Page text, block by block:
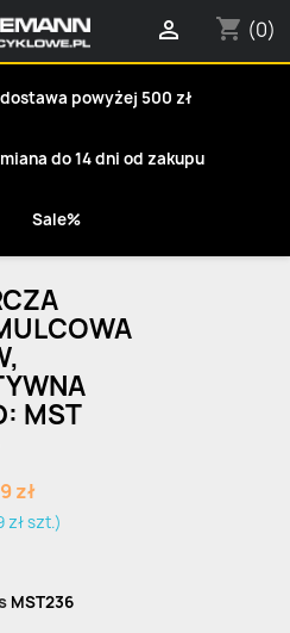
shopping_cart (0)

powyżej 500 zł
do 14 dni od zakupu
Sale%
MST
zł
zł szt.)
MST236